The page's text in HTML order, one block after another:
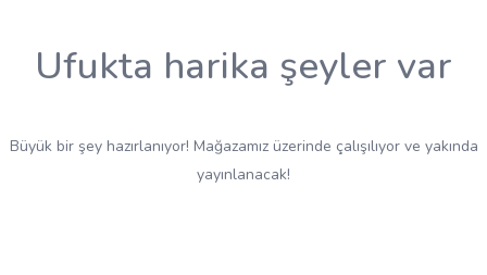
Ufukta harika şeyler var
Büyük bir şey hazırlanıyor! Mağazamız üzerinde çalışılıyor ve yakında
yayınlanacak!